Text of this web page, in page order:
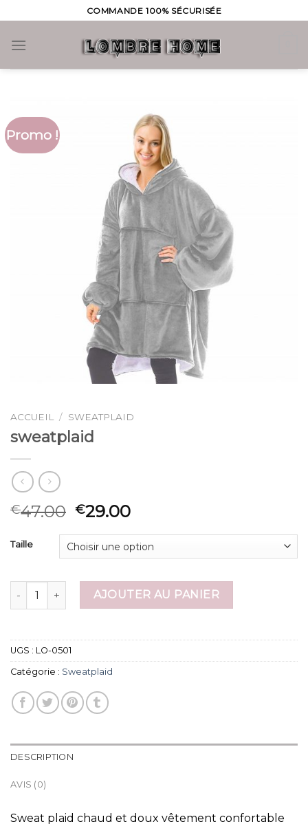
to
content
COMMANDE 100% SÉCURISÉE
Promo !
ACCUEIL / SWEATPLAID
sweatplaid
€47.00 €29.00
Taille
quantité de sweatplaidAJOUTER AU PANIER
UGS : LO-0501
Catégorie : Sweatplaid
DESCRIPTION
AVIS (0)
Sweat plaid chaud et doux vêtement confortable